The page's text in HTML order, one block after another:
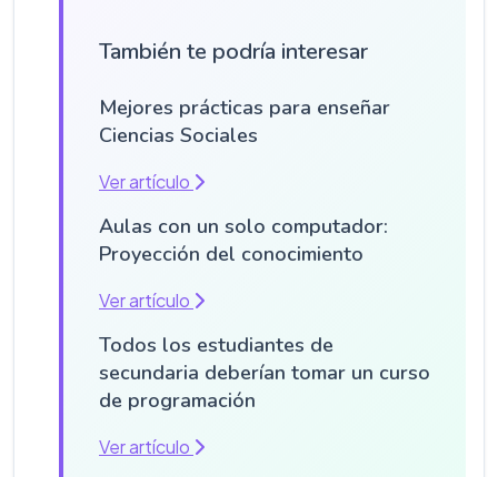
También te podría interesar
Mejores prácticas para enseñar
Ciencias Sociales
Ver artículo
Aulas con un solo computador:
Proyección del conocimiento
Ver artículo
Todos los estudiantes de
secundaria deberían tomar un curso
de programación
Ver artículo